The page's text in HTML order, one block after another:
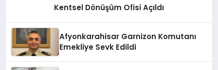
Kentsel Dönüşüm Ofisi Açıldı
Afyonkarahisar Garnizon Komutanı
Emekliye Sevk Edildi